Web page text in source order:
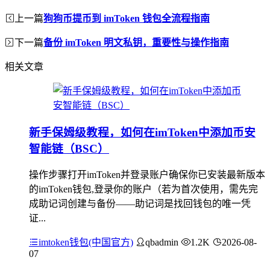
上一篇狗狗币提币到 imToken 钱包全流程指南
下一篇备份 imToken 明文私钥，重要性与操作指南
相关文章
新手保姆级教程，如何在imToken中添加币安
智能链（BSC）
操作步骤打开imToken并登录账户确保你已安装最新版本
的imToken钱包,登录你的账户（若为首次使用，需先完
成助记词创建与备份——助记词是找回钱包的唯一凭
证...
imtoken钱包(中国官方) qbadmin 1.2K
2026-08-
07